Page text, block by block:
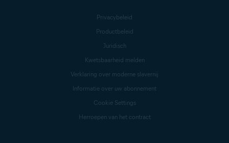
Privacybeleid
Productbeleid
Juridisch
Kwetsbaarheid melden
Verklaring over moderne slavernij
Informatie over uw abonnement
Cookie Settings
Herroepen van het contract